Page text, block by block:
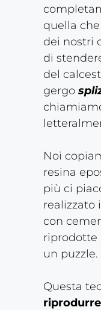
quella
dei nostri
di
del
gergo
Noi
resina
più ci
realizzato
con
riprodotte
un puzzle.
Questa